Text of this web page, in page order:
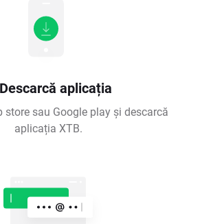
aplicația
store sau Google play și descarcă
aplicația XTB.